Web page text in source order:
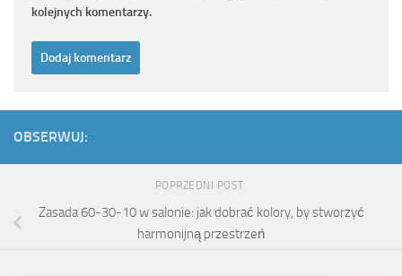
kolejnych komentarzy.
OBSERWUJ:
POPRZEDNI POST
Zasada 60-30-10 w salonie: jak dobrać kolory, by stworzyć
harmonijną przestrzeń